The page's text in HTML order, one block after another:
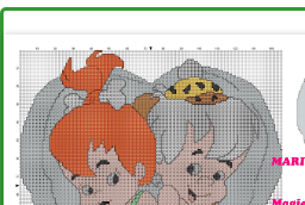
Ultimi schemi
Alfabeto
Bambini
Disney